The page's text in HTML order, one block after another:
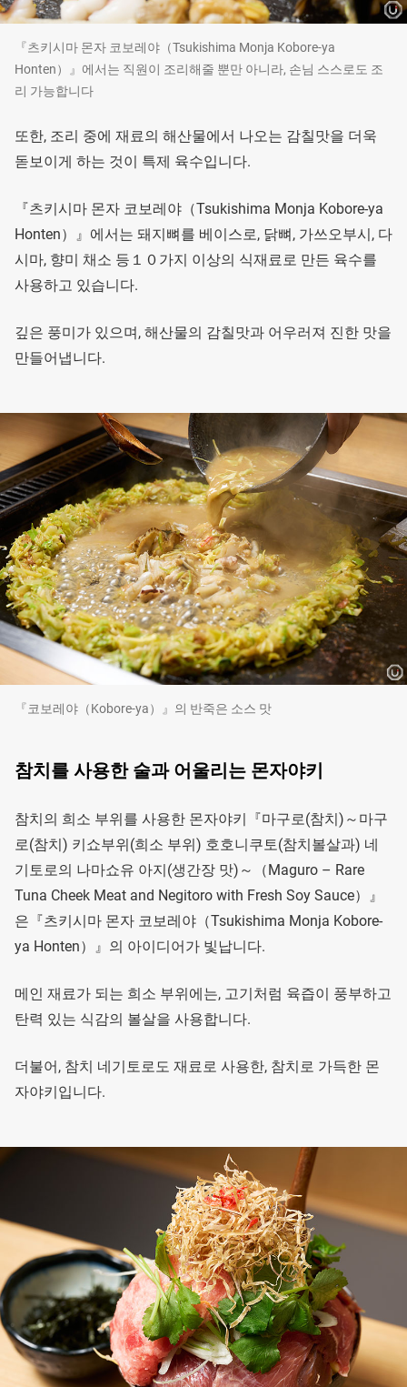
『츠키시마 몬자 코보레야（Tsukishima Monja Kobore-ya
Honten）』에서는 직원이 조리해줄 뿐만 아니라, 손님 스스로도 조
리 가능합니다
또한, 조리 중에 재료의 해산물에서 나오는 감칠맛을 더욱
돋보이게 하는 것이 특제 육수입니다.
『츠키시마 몬자 코보레야（Tsukishima Monja Kobore-ya
Honten）』에서는 돼지뼈를 베이스로, 닭뼈, 가쓰오부시, 다
시마, 향미 채소 등１０가지 이상의 식재료로 만든 육수를
사용하고 있습니다.
깊은 풍미가 있으며, 해산물의 감칠맛과 어우러져 진한 맛을
만들어냅니다.
『코보레야（Kobore-ya）』의 반죽은 소스 맛
참치를 사용한 술과 어울리는 몬자야키
참치의 희소 부위를 사용한 몬자야키『마구로(참치)～마구
로(참치) 키쇼부위(희소 부위) 호호니쿠토(참치볼살과) 네
기토로의 나마쇼유 아지(생간장 맛)～（Maguro – Rare
Tuna Cheek Meat and Negitoro with Fresh Soy Sauce）』
은『츠키시마 몬자 코보레야（Tsukishima Monja Kobore-
ya Honten）』의 아이디어가 빛납니다.
메인 재료가 되는 희소 부위에는, 고기처럼 육즙이 풍부하고
탄력 있는 식감의 볼살을 사용합니다.
더불어, 참치 네기토로도 재료로 사용한, 참치로 가득한 몬
자야키입니다.